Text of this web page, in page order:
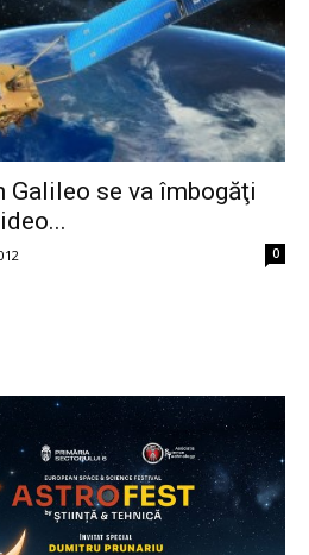
Galileo se va îmbogăţi
0